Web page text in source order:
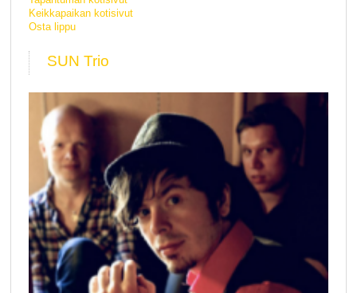
Keikkapaikan kotisivut
Osta lippu
SUN Trio